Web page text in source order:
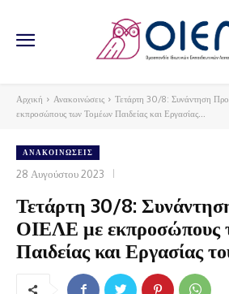
Αρχική Ανακοινώσεις
Τετάρτη 30/8: Συνάντηση
εκπροσώπους των Τομέων Παιδείας και Εργασίας...
ΑΝΑΚΟΙΝΏΣΕΙΣ
28 Αυγούστου 2023
Τετάρτη 30/8:
ΟΙΕΛΕ με εκπροσώπους
Παιδείας και Εργασίας